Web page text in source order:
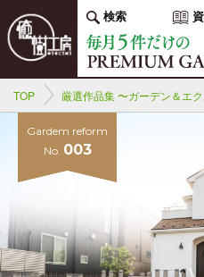
検索 資
TOP 厳選作品集 〜ガーデン＆エ
Gardem reform
No. 003